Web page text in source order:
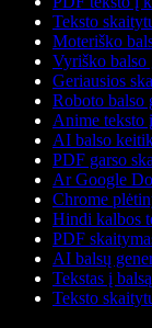
Teksto
Moteriško
Vyriško balso
Geriausios
Roboto balso
Anime teksto
AI balso
PDF garso
Ar Google
Chrome
Hindi kalbos
PDF
AI balsų
Tekstas į balsą
Teksto